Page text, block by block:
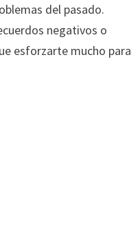
del pasado.
negativos o
esforzarte mucho para